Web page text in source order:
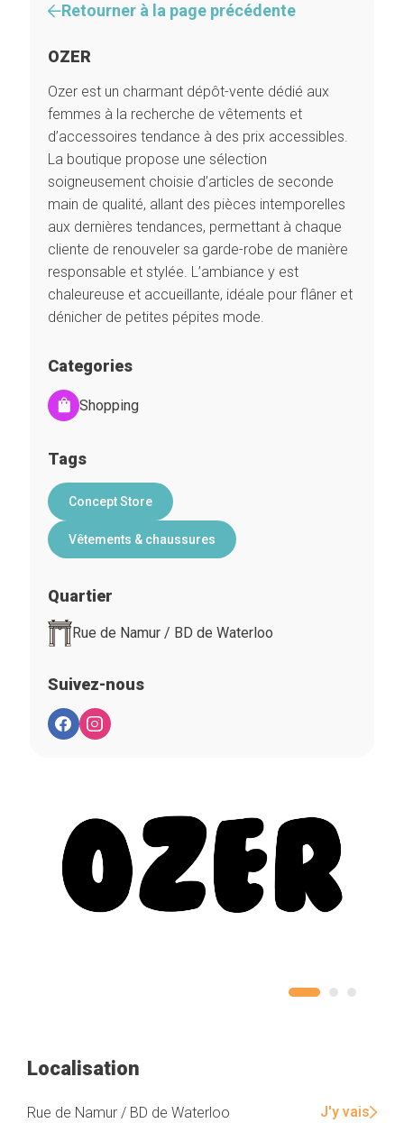
Retourner à la page précédente
OZER
Ozer est un charmant dépôt-vente dédié aux
femmes à la recherche de vêtements et
d’accessoires tendance à des prix accessibles.
La boutique propose une sélection
soigneusement choisie d’articles de seconde
main de qualité, allant des pièces intemporelles
aux dernières tendances, permettant à chaque
cliente de renouveler sa garde-robe de manière
responsable et stylée. L’ambiance y est
chaleureuse et accueillante, idéale pour flâner et
dénicher de petites pépites mode.
Categories
Shopping
Tags
Concept Store
Vêtements & chaussures
Quartier
Rue de Namur / BD de Waterloo
Suivez-nous
Localisation
Rue de Namur / BD de Waterloo J'y vais